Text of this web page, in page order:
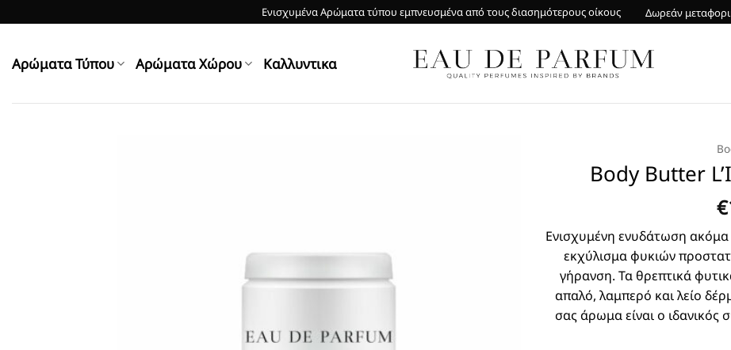
to
Ενισχυμένα Αρώματα τύπου εμπνευσμένα από τους διασημότερους οίκους Δωρεάν
Αρώματα Τύπου Αρώματα Χώρου Kαλλυντικα
Body Butter
€
Ενισχυμένη ενυδάτωση ακόμα
εκχύλισμα φυκιών
γήρανση. Τα θρεπτικά
απαλό, λαμπερό και λείο
σας άρωμα είναι ο ιδανικός